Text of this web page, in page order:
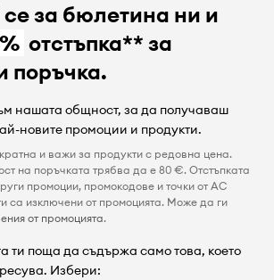
за бюлетина ни и
отстъпка** за
поръчка.
нашата общност, за да получаваш
новите промоции и продукти.
и важи за продукти с редовна цена.
на поръчката трябва да е 80 €. Отстъпката
промоции, промокодове и точки от AC
са изключени от промоцията. Може да ги
от промоцията.
ти поща да съдържа само това, което
Избери: